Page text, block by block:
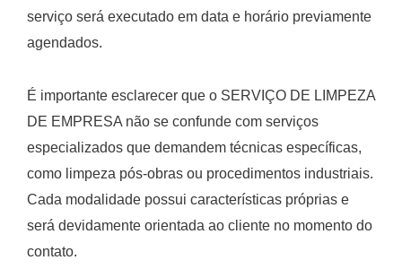
serviço será executado em data e horário previamente
agendados.
É importante esclarecer que o SERVIÇO DE LIMPEZA
DE EMPRESA não se confunde com serviços
especializados que demandem técnicas específicas,
como limpeza pós-obras ou procedimentos industriais.
Cada modalidade possui características próprias e
será devidamente orientada ao cliente no momento do
contato.